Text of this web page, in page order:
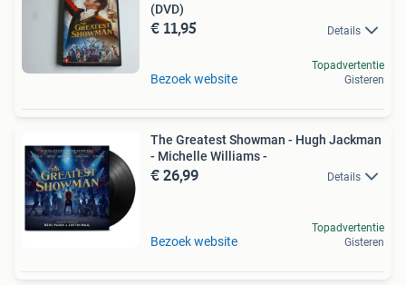
(DVD)
€ 11,95 Details
Bezoek website
Topadvertentie
Gisteren
The Greatest Showman - Hugh Jackman
- Michelle Williams -
€ 26,99 Details
Bezoek website
Topadvertentie
Gisteren